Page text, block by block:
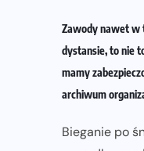
Zawody nawet w
dystansie, to nie
mamy
archiwum
Bieganie po